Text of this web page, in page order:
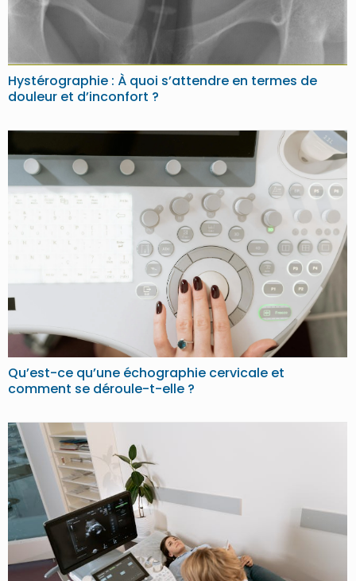
Hystérographie : À quoi s’attendre en termes de
douleur et d’inconfort ?
Qu’est-ce qu’une échographie cervicale et
comment se déroule-t-elle ?